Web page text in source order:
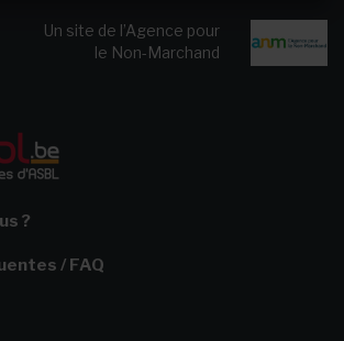
Un site de l’Agence pour
le Non-Marchand
?
/ FAQ